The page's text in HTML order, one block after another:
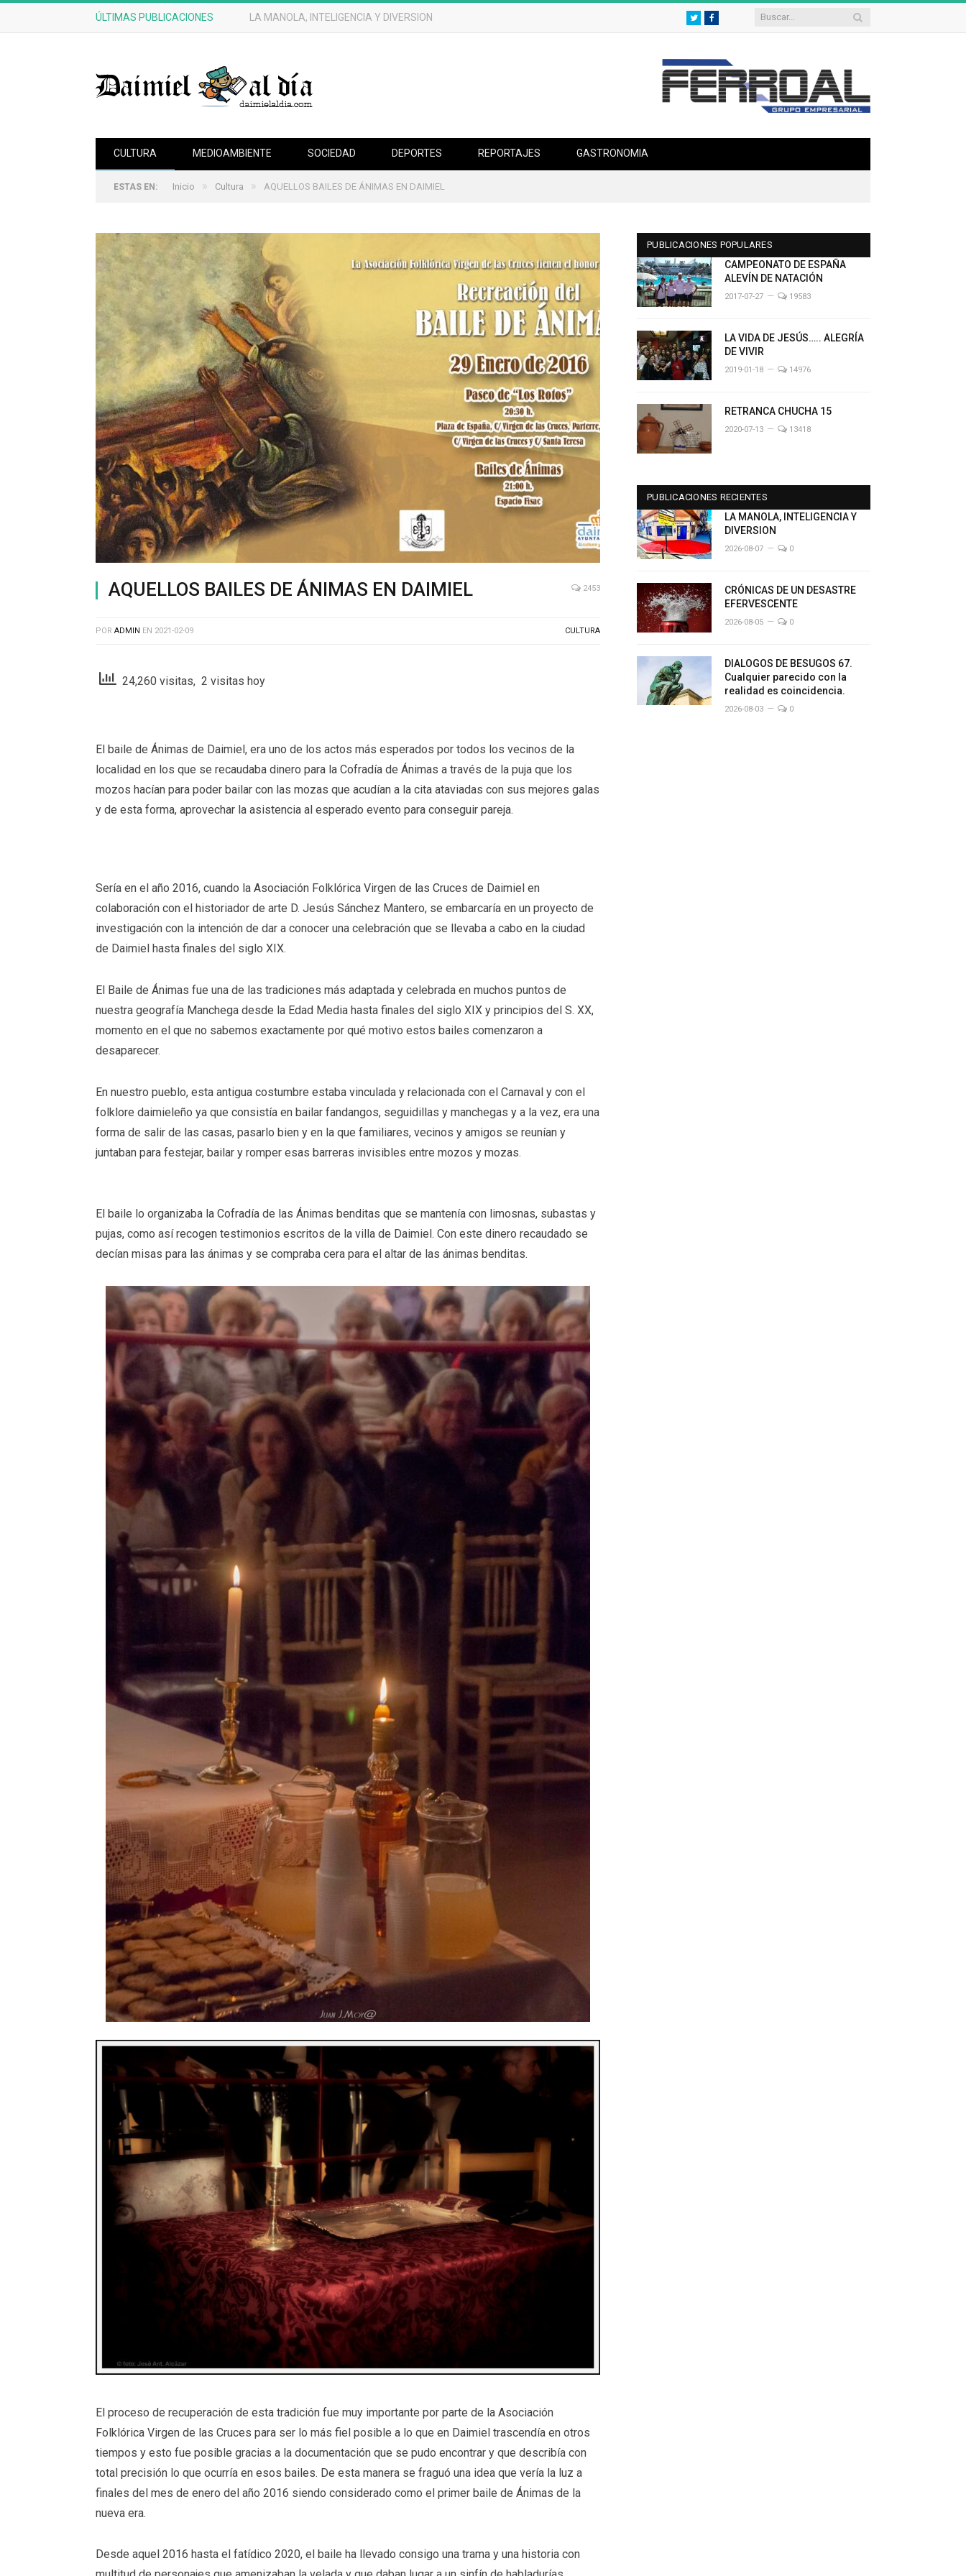
ÚLTIMAS PUBLICACIONES CRÓNICAS DE UN DESASTRE EFERVESCENTE TwitterFacebook
CULTURA MEDIOAMBIENTE SOCIEDAD DEPORTES REPORTAJES GASTRONOMIA
ESTAS EN: Inicio » Cultura » AQUELLOS BAILES DE ÁNIMAS EN DAIMIEL
AQUELLOS BAILES DE ÁNIMAS EN DAIMIEL 2453
POR ADMIN EN 2021-02-09 CULTURA
24,260 visitas, 2 visitas hoy
El baile de Ánimas de Daimiel, era uno de los actos más esperados por todos los vecinos de la
localidad en los que se recaudaba dinero para la Cofradía de Ánimas a través de la puja que los
mozos hacían para poder bailar con las mozas que acudían a la cita ataviadas con sus mejores galas
y de esta forma, aprovechar la asistencia al esperado evento para conseguir pareja.
Sería en el año 2016, cuando la Asociación Folklórica Virgen de las Cruces de Daimiel en
colaboración con el historiador de arte D. Jesús Sánchez Mantero, se embarcaría en un proyecto de
investigación con la intención de dar a conocer una celebración que se llevaba a cabo en la ciudad
de Daimiel hasta finales del siglo XIX.
El Baile de Ánimas fue una de las tradiciones más adaptada y celebrada en muchos puntos de
nuestra geografía Manchega desde la Edad Media hasta finales del siglo XIX y principios del S. XX,
momento en el que no sabemos exactamente por qué motivo estos bailes comenzaron a
desaparecer.
En nuestro pueblo, esta antigua costumbre estaba vinculada y relacionada con el Carnaval y con el
folklore daimieleño ya que consistía en bailar fandangos, seguidillas y manchegas y a la vez, era una
forma de salir de las casas, pasarlo bien y en la que familiares, vecinos y amigos se reunían y
juntaban para festejar, bailar y romper esas barreras invisibles entre mozos y mozas.
El baile lo organizaba la Cofradía de las Ánimas benditas que se mantenía con limosnas, subastas y
pujas, como así recogen testimonios escritos de la villa de Daimiel. Con este dinero recaudado se
decían misas para las ánimas y se compraba cera para el altar de las ánimas benditas.
El proceso de recuperación de esta tradición fue muy importante por parte de la Asociación
Folklórica Virgen de las Cruces para ser lo más fiel posible a lo que en Daimiel trascendía en otros
tiempos y esto fue posible gracias a la documentación que se pudo encontrar y que describía con
total precisión lo que ocurría en esos bailes. De esta manera se fraguó una idea que vería la luz a
finales del mes de enero del año 2016 siendo considerado como el primer baile de Ánimas de la
nueva era.
Desde aquel 2016 hasta el fatídico 2020, el baile ha llevado consigo una trama y una historia con
PUBLICACIONES POPULARES
CAMPEONATO DE ESPAÑA
ALEVÍN DE NATACIÓN
2017-07-27 19583
LA VIDA DE JESÚS….. ALEGRÍA
DE VIVIR
2019-01-18 14976
RETRANCA CHUCHA 15
2020-07-13 13418
PUBLICACIONES RECIENTES
LA MANOLA, INTELIGENCIA Y
DIVERSION
2026-08-07 0
CRÓNICAS DE UN DESASTRE
EFERVESCENTE
2026-08-05 0
DIALOGOS DE BESUGOS 67.
Cualquier parecido con la
realidad es coincidencia.
2026-08-03 0